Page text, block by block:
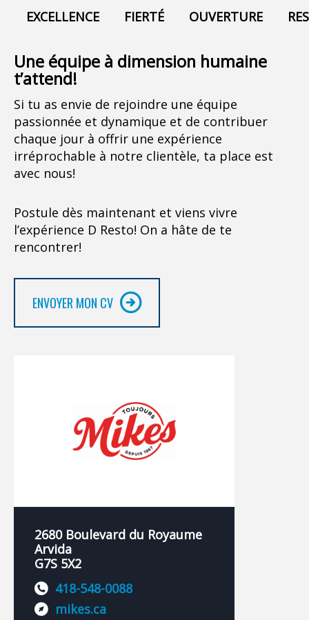
EXCELLENCE FIERTÉ OUVERTURE
Une équipe à dimension humaine
t’attend!
Si tu as envie de rejoindre une équipe
passionnée et dynamique et de contribuer
chaque jour à offrir une expérience
irréprochable à notre clientèle, ta place est
avec nous!
Postule dès maintenant et viens vivre
l’expérience D Resto! On a hâte de te
rencontrer!
ENVOYER MON CV
2680 Boulevard du Royaume
Arvida
G7S 5X2
418-548-0088
mikes.ca